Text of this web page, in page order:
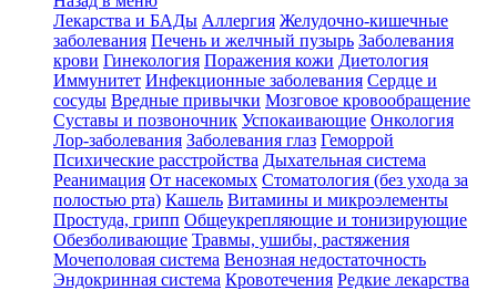
Лекарства и БАДы Аллергия Желудочно-кишечные
заболевания Печень и желчный пузырь Заболевания
крови Гинекология Поражения кожи Диетология
Иммунитет Инфекционные заболевания Сердце и
сосуды Вредные привычки Мозговое кровообращение
Суставы и позвоночник Успокаивающие Онкология
Лор-заболевания Заболевания глаз Геморрой
Психические расстройства Дыхательная система
Реанимация От насекомых Стоматология (без ухода за
полостью рта) Кашель Витамины и микроэлементы
Простуда, грипп Общеукрепляющие и тонизирующие
Обезболивающие Травмы, ушибы, растяжения
Мочеполовая система Венозная недостаточность
Эндокринная система Кровотечения Редкие лекарства